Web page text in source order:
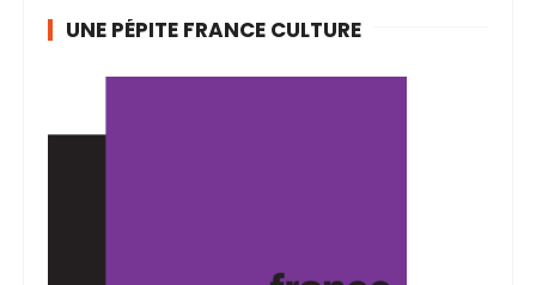
UNE PÉPITE FRANCE CULTURE